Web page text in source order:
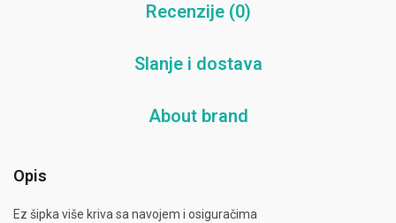
Recenzije (0)
Slanje i dostava
About brand
Opis
Ez šipka više kriva sa navojem i osiguračima